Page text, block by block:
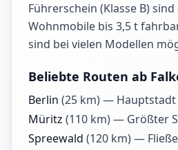
Führerschein (Klasse B)
Wohnmobile bis 3,5 t
sind bei vielen Modellen
Beliebte Routen ab
Berlin (25 km) — Hauptstadt
Müritz (110 km) — Größter
Spreewald (120 km) —